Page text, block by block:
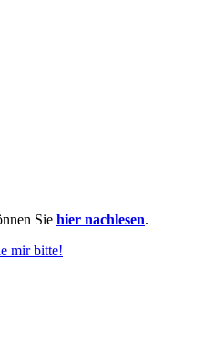
Sie hier nachlesen.
mir bitte!